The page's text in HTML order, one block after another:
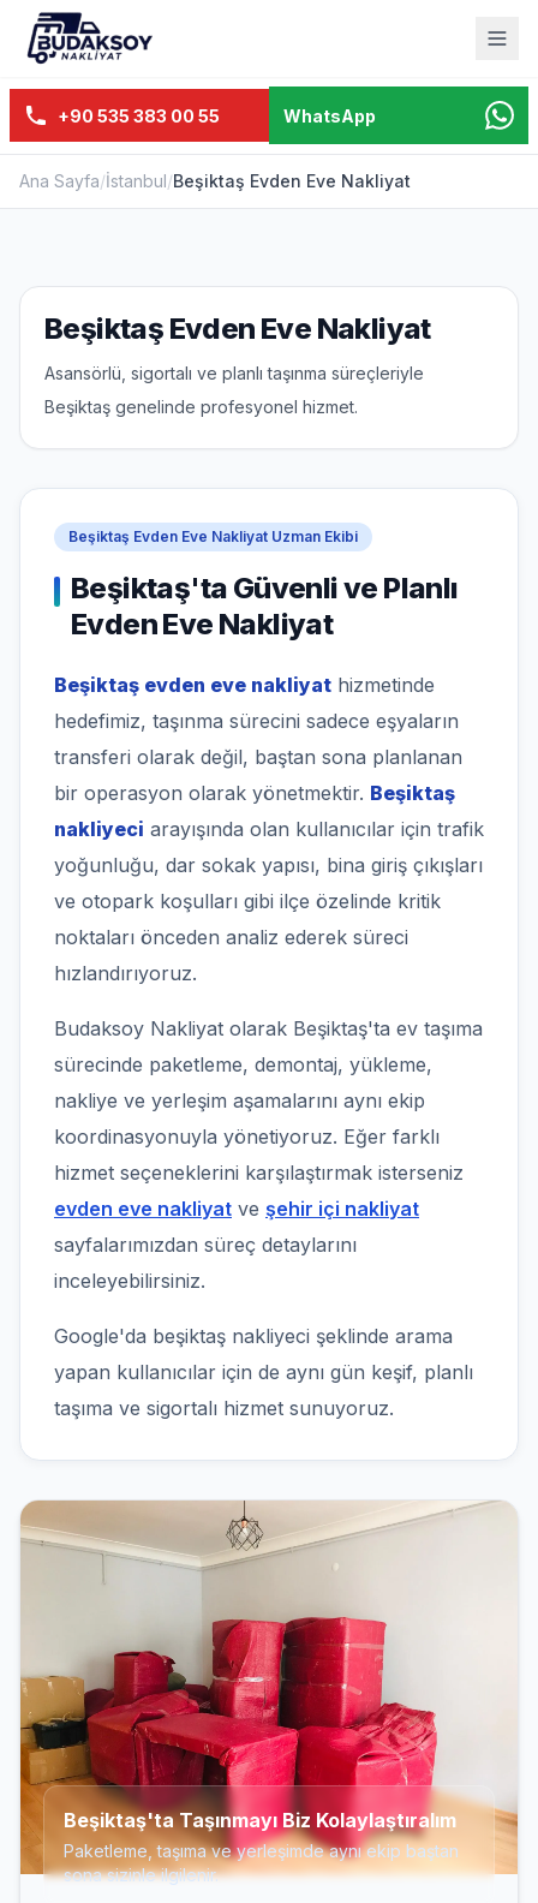
+90 535 383 00 55 WhatsApp
Ana Sayfa/İstanbul/Beşiktaş Evden Eve Nakliyat
Beşiktaş Evden Eve Nakliyat
Asansörlü, sigortalı ve planlı taşınma süreçleriyle
Beşiktaş genelinde profesyonel hizmet.
Beşiktaş Evden Eve Nakliyat Uzman Ekibi
Beşiktaş'ta Güvenli ve Planlı
Evden Eve Nakliyat
Beşiktaş evden eve nakliyat hizmetinde
hedefimiz, taşınma sürecini sadece eşyaların
transferi olarak değil, baştan sona planlanan
bir operasyon olarak yönetmektir. Beşiktaş
nakliyeci arayışında olan kullanıcılar için trafik
yoğunluğu, dar sokak yapısı, bina giriş çıkışları
ve otopark koşulları gibi ilçe özelinde kritik
noktaları önceden analiz ederek süreci
hızlandırıyoruz.
Budaksoy Nakliyat olarak Beşiktaş'ta ev taşıma
sürecinde paketleme, demontaj, yükleme,
nakliye ve yerleşim aşamalarını aynı ekip
koordinasyonuyla yönetiyoruz. Eğer farklı
hizmet seçeneklerini karşılaştırmak isterseniz
evden eve nakliyat ve şehir içi nakliyat
sayfalarımızdan süreç detaylarını
inceleyebilirsiniz.
Google'da beşiktaş nakliyeci şeklinde arama
yapan kullanıcılar için de aynı gün keşif, planlı
taşıma ve sigortalı hizmet sunuyoruz.
Beşiktaş'ta Taşınmayı Biz Kolaylaştıralım
Paketleme, taşıma ve yerleşimde aynı ekip baştan
sona sizinle ilgilenir.